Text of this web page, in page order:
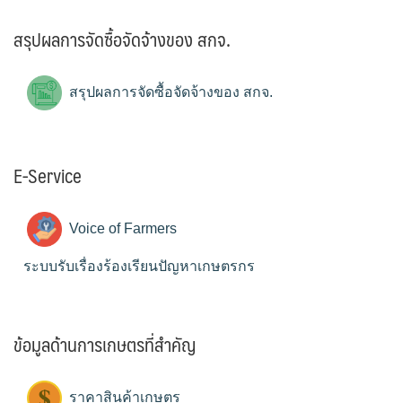
สรุปผลการจัดซื้อจัดจ้างของ สกจ.
สรุปผลการจัดซื้อจัดจ้างของ สกจ.
E-Service
Voice of Farmers
ระบบรับเรื่องร้องเรียนปัญหาเกษตรกร
ข้อมูลด้านการเกษตรที่สำคัญ
ราคาสินค้าเกษตร